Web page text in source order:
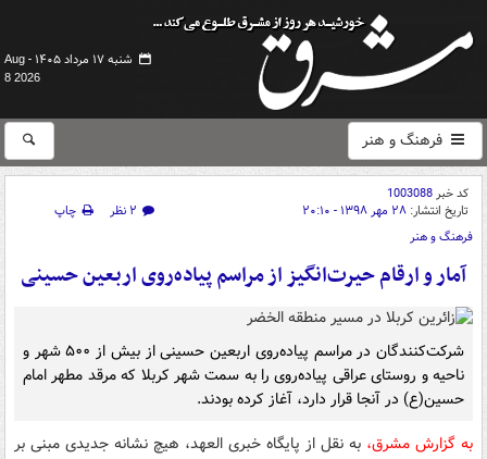
شنبه ۱۷ مرداد ۱۴۰۵ -
Aug
8 2026
فرهنگ و هنر
کد خبر1003088
تاریخ انتشار: ۲۸ مهر ۱۳۹۸ - ۲۰:۱۰ ۲ نظر
چاپ
فرهنگ و هنر
آمار و ارقام حیرت‌انگیز از مراسم پیاده‌روی اربعین حسینی
شرکت‌کنندگان در مراسم پیاده‌روی اربعین حسینی از بیش از ۵۰۰ شهر و
ناحیه و روستای عراقی پیاده‌روی را به سمت شهر کربلا که مرقد مطهر امام
حسین(ع) در آنجا قرار دارد، آغاز کرده بودند.
به گزارش مشرق، به نقل از پایگاه خبری العهد،‌ هیچ نشانه‌ جدیدی مبنی بر